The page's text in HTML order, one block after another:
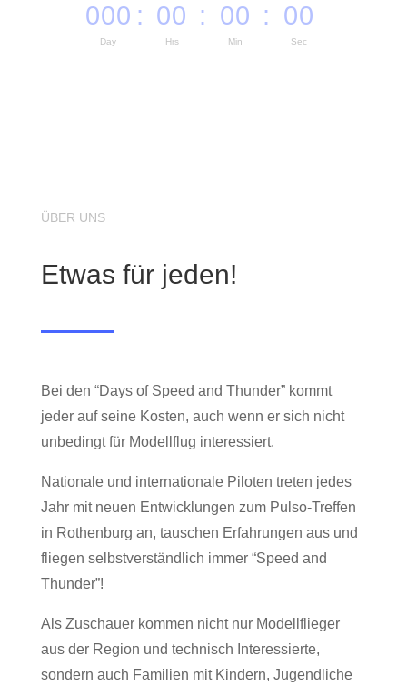
000
Day
: 00
Hrs
: 00
Min
: 00
Sec
ÜBER UNS
Etwas für jeden!
Bei den “Days of Speed and Thunder” kommt
jeder auf seine Kosten, auch wenn er sich nicht
unbedingt für Modellflug interessiert.
Nationale und internationale Piloten treten jedes
Jahr mit neuen Entwicklungen zum Pulso-Treffen
in Rothenburg an, tauschen Erfahrungen aus und
fliegen selbstverständlich immer “Speed and
Thunder”!
Als Zuschauer kommen nicht nur Modellflieger
aus der Region und technisch Interessierte,
sondern auch Familien mit Kindern, Jugendliche